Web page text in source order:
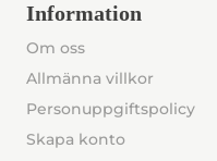
Information
Om oss
Allmänna villkor
Personuppgiftspolicy
Skapa konto